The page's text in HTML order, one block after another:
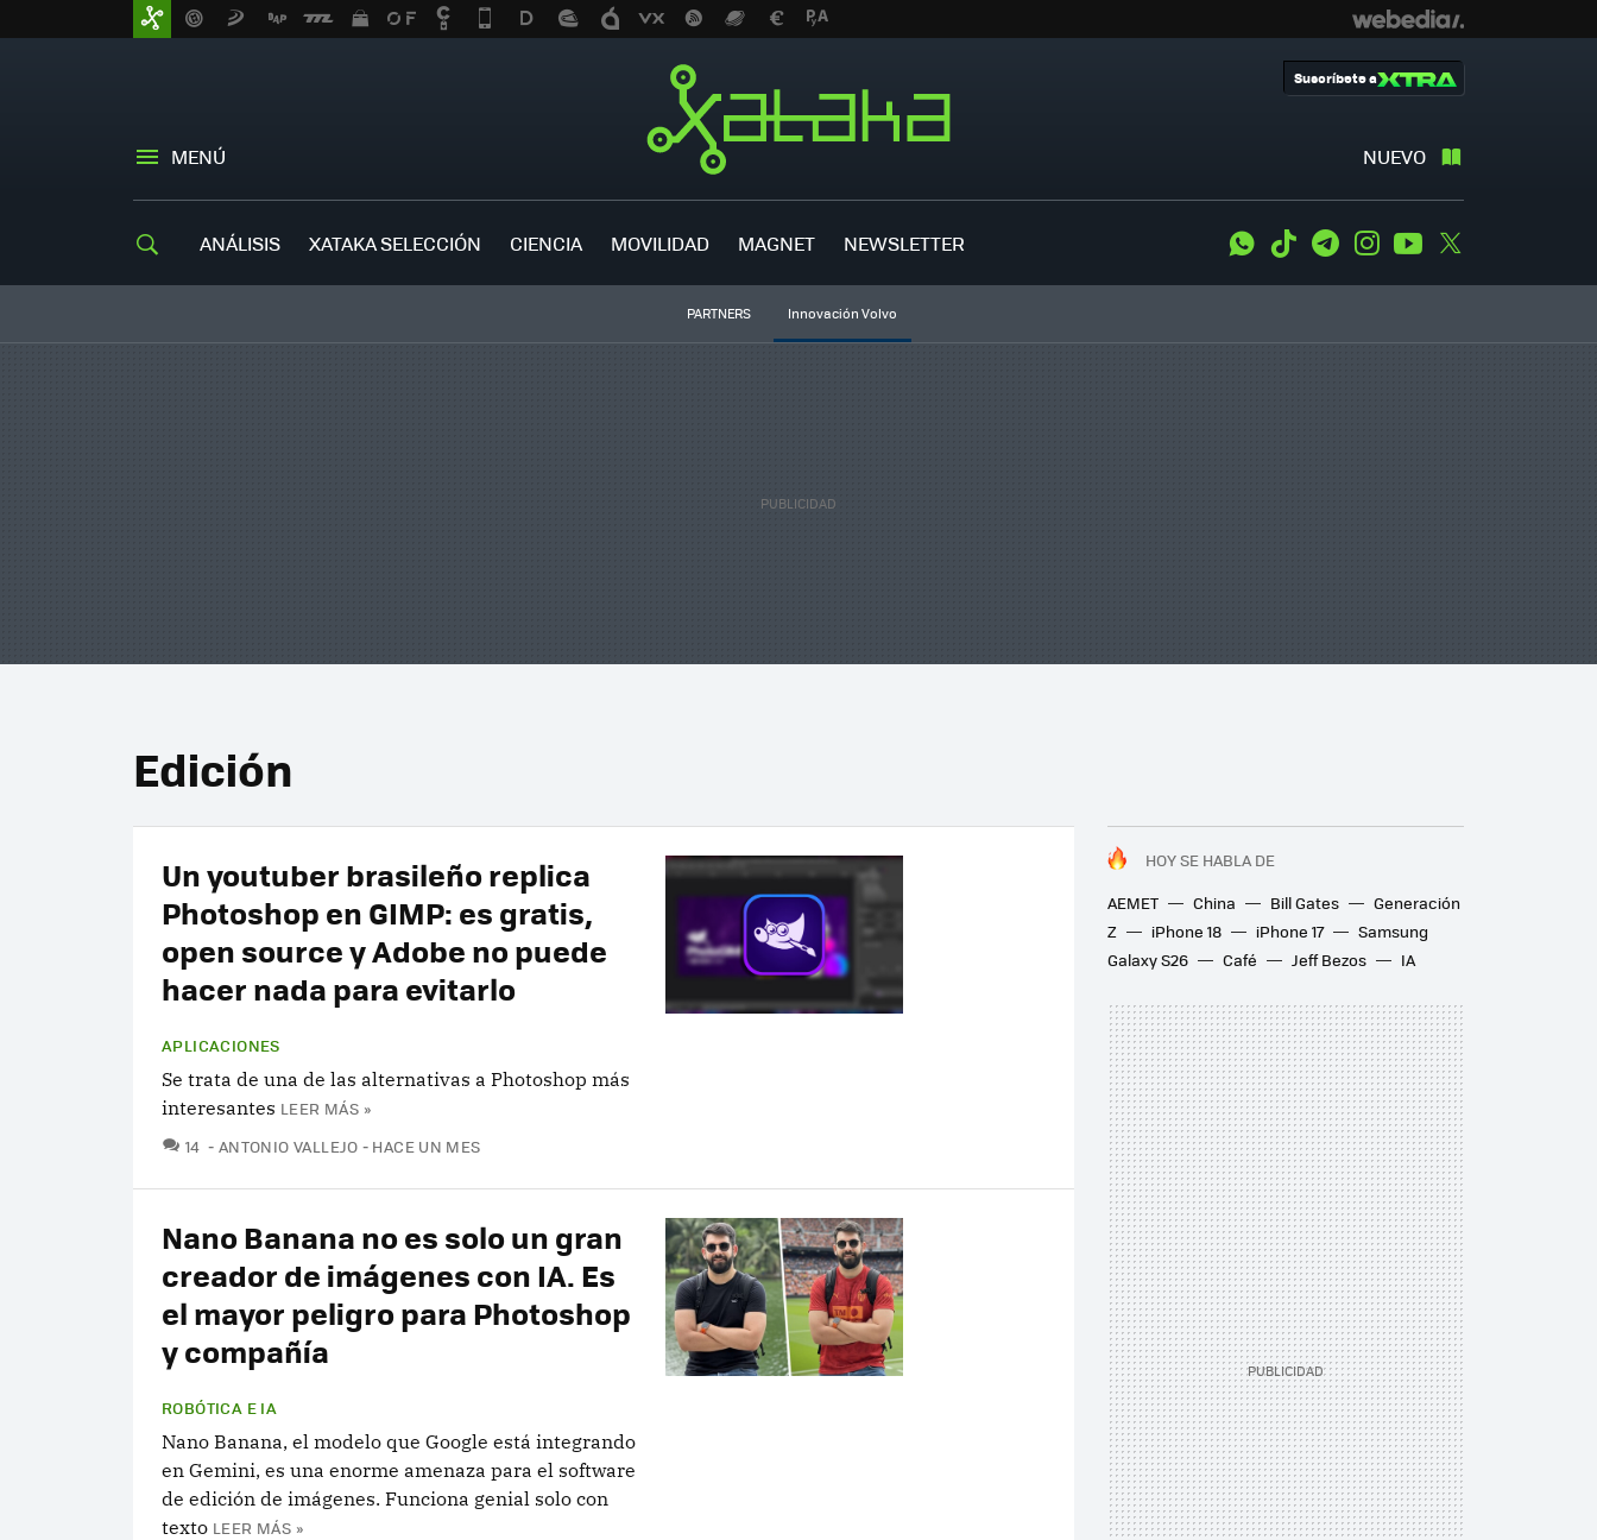
MENÚ NUEVO
Suscríbete a
ANÁLISIS XATAKA SELECCIÓN CIENCIA MOVILIDAD MAGNET NEWSLETTER WhatsApp
Tiktok TelegramInstagramYoutube
PARTNERS Innovación Volvo
Edición
HOY SE HABLA DE
AEMET
China Bill Gates
Generación
Z
iPhone 18 iPhone 17
Samsung
Galaxy S26
Café Jeff Bezos IA
Un youtuber brasileño replica
Photoshop en GIMP: es gratis,
open source y Adobe no puede
hacer nada para evitarlo
APLICACIONES
Se trata de una de las alternativas a Photoshop más
interesantes LEER MÁS »
14 COMENTARIOS
ANTONIO VALLEJO HACE UN MES
Nano Banana no es solo un gran
creador de imágenes con IA. Es
el mayor peligro para Photoshop
y compañía
ROBÓTICA E IA
Nano Banana, el modelo que Google está integrando
en Gemini, es una enorme amenaza para el software
de edición de imágenes. Funciona genial solo con
texto LEER MÁS »